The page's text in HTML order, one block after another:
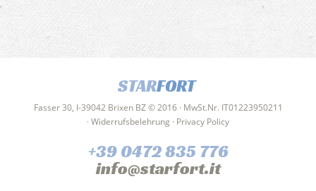
STARFORT
Fasser 30, I-39042 Brixen BZ © 2016 · MwSt.Nr. IT01223950211
· Widerrufsbelehrung · Privacy Policy
+39 0472 835 776
info@starfort.it